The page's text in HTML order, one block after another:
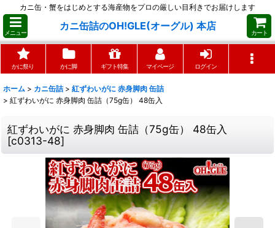
カニ缶・蟹をはじめとする海産物をプロの厳しい目利きでお届けします
メニュー
カニ缶詰のOH!GLE(オーグル) 本店
カート
かに祭り かに脚 ギフト特集 マイページ ログイン
ホーム > カニ缶詰 > 紅ずわいがに 赤身脚肉 缶詰
> 紅ずわいがに 赤身脚肉 缶詰（75g缶） 48缶入
紅ずわいがに 赤身脚肉 缶詰（75g缶） 48缶入
[c0313-48]